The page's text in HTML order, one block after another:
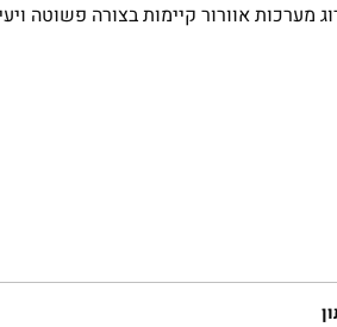
מערכות אוורור קיימות בצורה פשוטה